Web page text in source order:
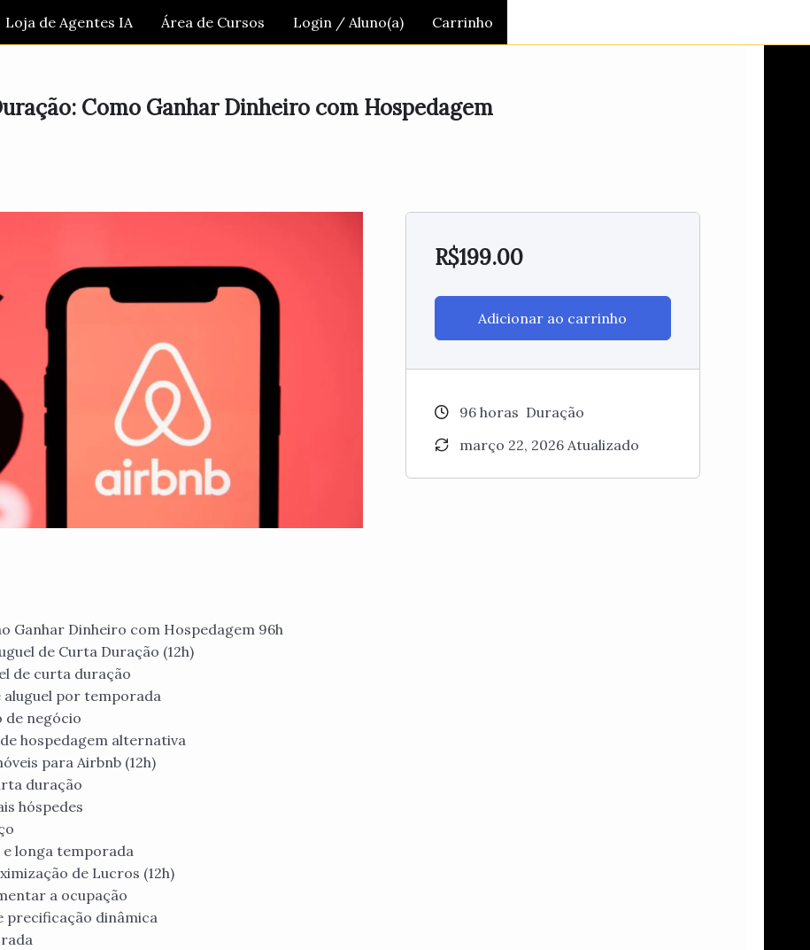
Loja de Agentes IA Área de Cursos Login / Aluno(a) Carrinho
Como Ganhar Dinheiro com Hospedagem
Ganhar Dinheiro com Hospedagem 96h
de Curta Duração (12h)
de curta duração
por temporada
de negócio
hospedagem alternativa
para Airbnb (12h)
duração
hóspedes
longa temporada
de Lucros (12h)
a ocupação
precificação dinâmica
R$199.00
Adicionar ao carrinho
96horas Duração
março 22, 2026 Atualizado